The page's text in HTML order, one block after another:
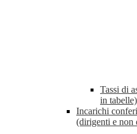
Tassi di
in tabelle)
Incarichi
(dirigenti e non